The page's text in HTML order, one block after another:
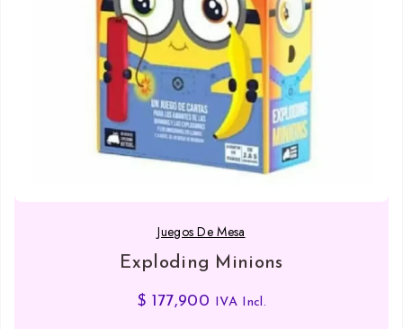
Juegos De Mesa
Exploding Minions
$ 177,900 IVA Incl.